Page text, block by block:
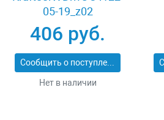
05-19_z02
406 руб.
Сообщить о поступлении
Нет в наличии